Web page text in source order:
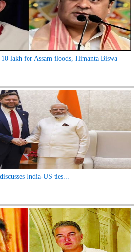
10 lakh for Assam floods, Himanta Biswa
India-US ties...